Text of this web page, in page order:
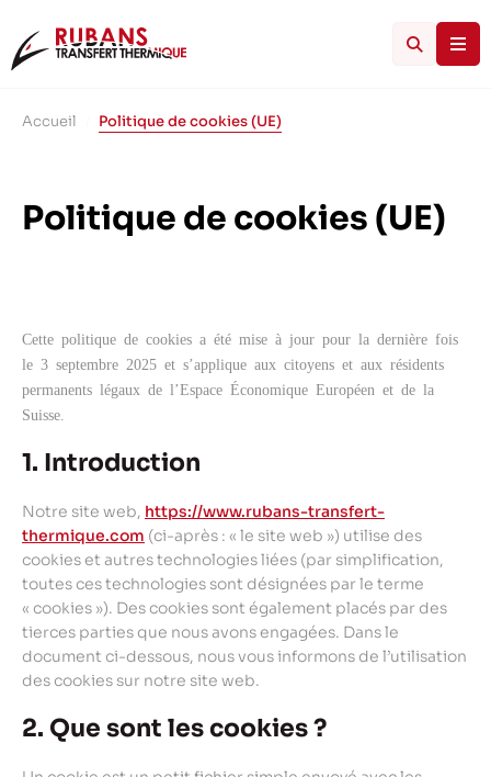
Politique de cookies (UE)
Accueil Politique de cookies (UE)
Cette politique de cookies a été mise à jour pour la dernière fois
le 3 septembre 2025 et s’applique aux citoyens et aux résidents
permanents légaux de l’Espace Économique Européen et de la
Suisse.
1. Introduction
Notre site web, https://www.rubans-transfert-
thermique.com (ci-après : « le site web ») utilise des
cookies et autres technologies liées (par simplification,
toutes ces technologies sont désignées par le terme
« cookies »). Des cookies sont également placés par des
tierces parties que nous avons engagées. Dans le
document ci-dessous, nous vous informons de l’utilisation
des cookies sur notre site web.
2. Que sont les cookies ?